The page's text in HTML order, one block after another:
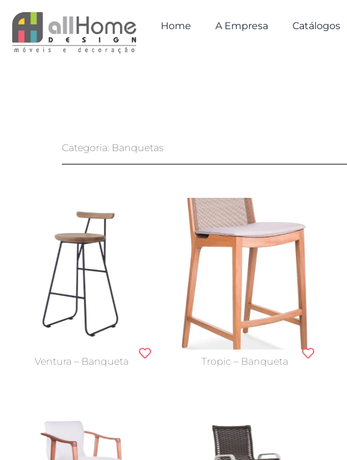
para
conteúdo
Home A Empresa Catálogos
Categoria: Banquetas
Ventura – Banqueta Tropic – Banqueta